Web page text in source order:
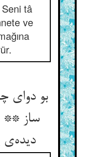
tâ
ve
بو دوای
ساز **
دیده‌‌ی